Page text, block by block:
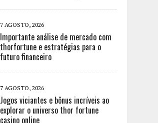
7 AGOSTO, 2026
Importante análise de mercado com
thorfortune e estratégias para o
futuro financeiro
7 AGOSTO, 2026
Jogos viciantes e bônus incríveis ao
explorar o universo thor fortune
casino online